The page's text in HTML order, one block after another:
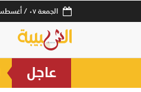
الجمعة ٠٧ / أغسطس / ٢٠٢٦
عاجل